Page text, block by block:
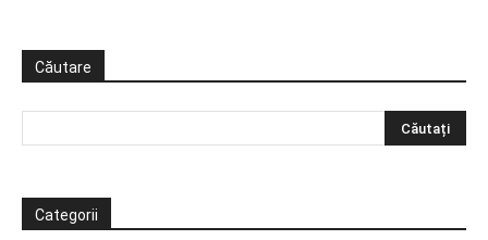
Căutare
Categorii